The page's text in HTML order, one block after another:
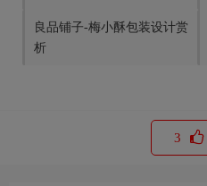
良品铺子-梅小酥包装设计赏
析
3